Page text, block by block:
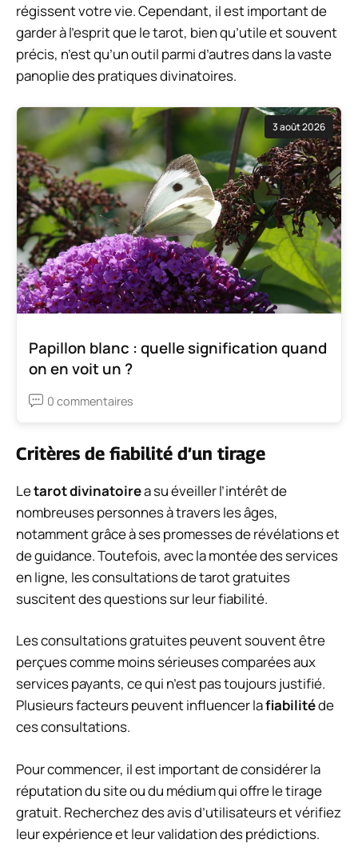
régissent votre vie. Cependant, il est important de
garder à l’esprit que le tarot, bien qu’utile et souvent
précis, n’est qu’un outil parmi d’autres dans la vaste
panoplie des pratiques divinatoires.
3 août 2026
Papillon blanc : quelle signification quand
on en voit un ?
0 commentaires
Critères de fiabilité d’un tirage
Letarot divinatoirea su éveiller l’intérêt de
nombreuses personnes à travers les âges,
notamment grâce à ses promesses de révélations et
de guidance. Toutefois, avec la montée des services
en ligne, les consultations de tarot gratuites
suscitent des questions sur leur fiabilité.
Les consultations gratuites peuvent souvent être
perçues comme moins sérieuses comparées aux
services payants, ce qui n’est pas toujours justifié.
Plusieurs facteurs peuvent influencer lafiabilitéde
ces consultations.
Pour commencer, il est important de considérer la
réputation du site ou du médium qui offre le tirage
gratuit. Recherchez des avis d’utilisateurs et vérifiez
leur expérience et leur validation des prédictions.